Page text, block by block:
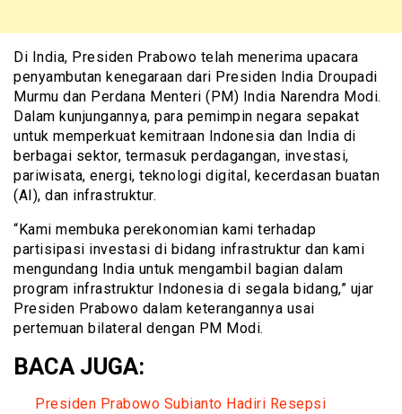
Di India, Presiden Prabowo telah menerima upacara
penyambutan kenegaraan dari Presiden India Droupadi
Murmu dan Perdana Menteri (PM) India Narendra Modi.
Dalam kunjungannya, para pemimpin negara sepakat
untuk memperkuat kemitraan Indonesia dan India di
berbagai sektor, termasuk perdagangan, investasi,
pariwisata, energi, teknologi digital, kecerdasan buatan
(AI), dan infrastruktur.
“Kami membuka perekonomian kami terhadap
partisipasi investasi di bidang infrastruktur dan kami
mengundang India untuk mengambil bagian dalam
program infrastruktur Indonesia di segala bidang,” ujar
Presiden Prabowo dalam keterangannya usai
pertemuan bilateral dengan PM Modi.
BACA JUGA:
Presiden Prabowo Subianto Hadiri Resepsi